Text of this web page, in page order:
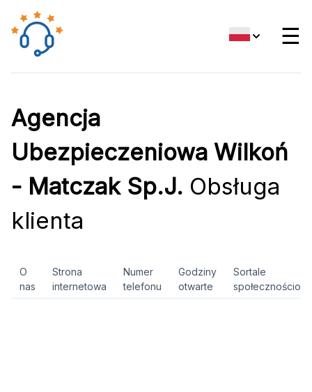
☰
Agencja
Ubezpieczeniowa Wilkoń
- Matczak Sp.J. Obsługa
klienta
O
nas
Strona
internetowa
Numer
telefonu
Godziny
otwarte
Sortale